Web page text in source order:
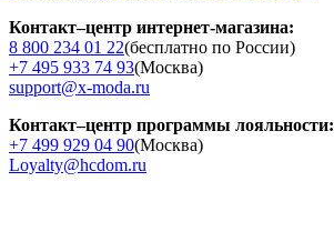
Контакт–центр интернет-магазина:
8 800 234 01 22(бесплатно по России)
+7 495 933 74 93(Москва)
support@x-moda.ru
Контакт–центр программы лояльности:
+7 499 929 04 90(Москва)
Loyalty@hcdom.ru